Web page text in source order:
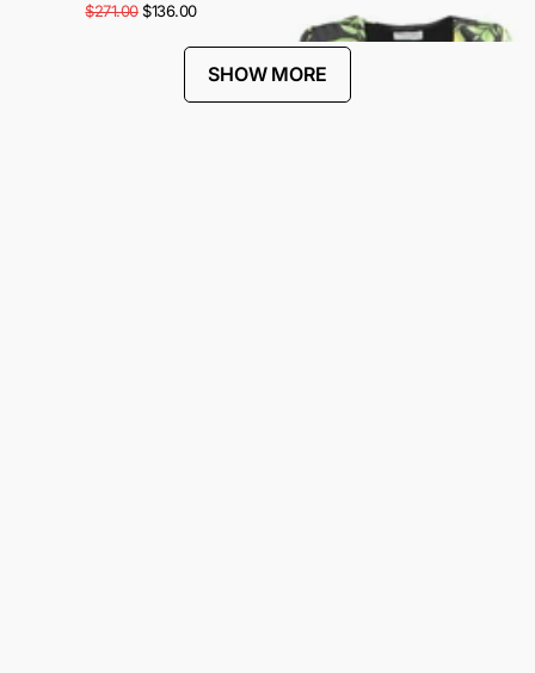
$271.00$136.00
SHOW MORE